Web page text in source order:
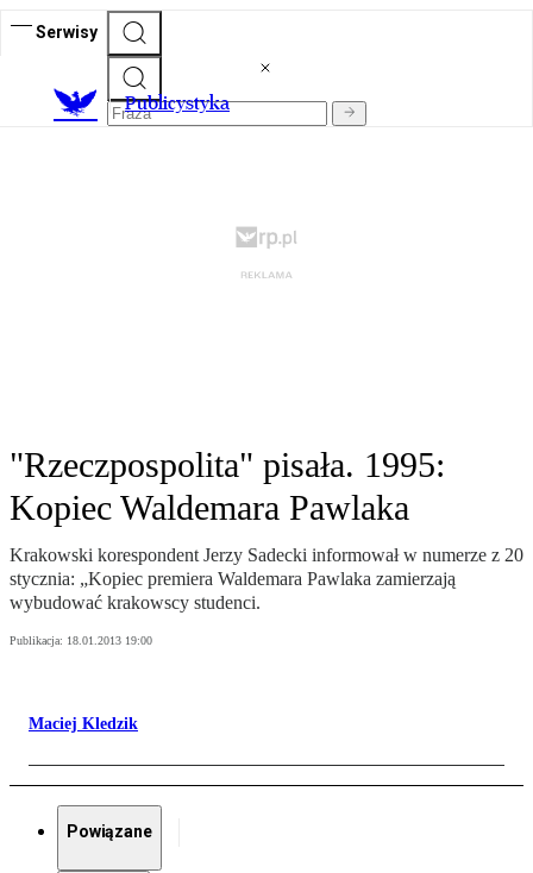
Serwisy
Publicystyka
"Rzeczpospolita" pisała. 1995:
Kopiec Waldemara Pawlaka
Krakowski korespondent Jerzy Sadecki informował w numerze z 20
stycznia: „Kopiec premiera Waldemara Pawlaka zamierzają
wybudować krakowscy studenci.
Publikacja: 18.01.2013 19:00
Maciej Kledzik
Powiązane